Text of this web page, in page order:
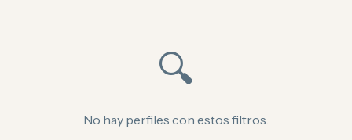
🔍
No hay perfiles con estos filtros.